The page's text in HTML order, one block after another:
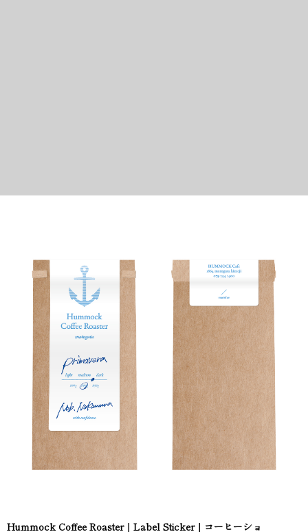
Hummock Coffee Roaster｜Label Sticker｜コーヒーショ